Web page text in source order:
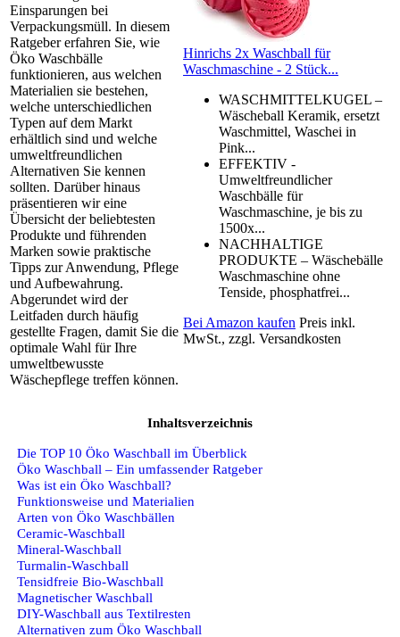
Einsparungen bei
Verpackungsmüll. In diesem
Ratgeber erfahren Sie, wie
Öko Waschbälle
funktionieren, aus welchen
Materialien sie bestehen,
welche unterschiedlichen
Typen auf dem Markt
erhältlich sind und welche
umweltfreundlichen
Alternativen Sie kennen
sollten. Darüber hinaus
präsentieren wir eine
Übersicht der beliebtesten
Produkte und führenden
Marken sowie praktische
Tipps zur Anwendung, Pflege
und Aufbewahrung.
Abgerundet wird der
Leitfaden durch häufig
gestellte Fragen, damit Sie die
optimale Wahl für Ihre
umweltbewusste
Wäschepflege treffen können.
Hinrichs 2x Waschball für
Waschmaschine - 2 Stück...
WASCHMITTELKUGEL –
Wäscheball Keramik, ersetzt
Waschmittel, Waschei in
Pink...
EFFEKTIV -
Umweltfreundlicher
Waschbälle für
Waschmaschine, je bis zu
1500x...
NACHHALTIGE
PRODUKTE – Wäschebälle
Waschmaschine ohne
Tenside, phosphatfrei...
Bei Amazon kaufen Preis inkl.
MwSt., zzgl. Versandkosten
Inhaltsverzeichnis
Die TOP 10 Öko Waschball im Überblick
Öko Waschball – Ein umfassender Ratgeber
Was ist ein Öko Waschball?
Funktionsweise und Materialien
Arten von Öko Waschbällen
Ceramic-Waschball
Mineral-Waschball
Turmalin-Waschball
Tensidfreie Bio-Waschball
Magnetischer Waschball
DIY-Waschball aus Textilresten
Alternativen zum Öko Waschball